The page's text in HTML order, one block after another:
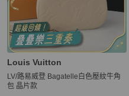
Louis Vuitton
LV/路易威登 Bagatelle白色壓紋牛角
包 晶片款